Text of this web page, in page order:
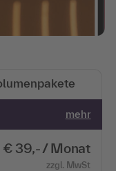
mehr
€ 39,- / Monat
zzgl. MwSt